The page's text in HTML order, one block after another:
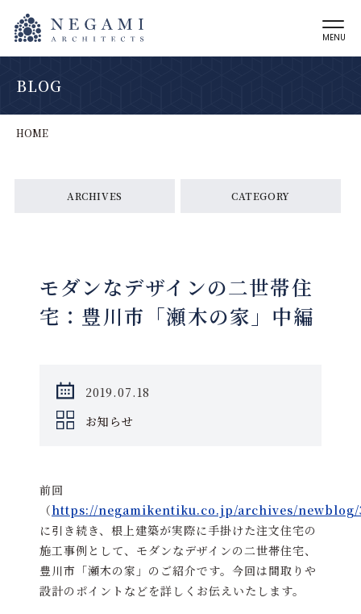
MENU
BLOG
HOME
ARCHIVES CATEGORY
モダンなデザインの二世帯住
宅：豊川市「瀬木の家」中編
2019.07.18
お知らせ
前回
（https://negamikentiku.co.jp/archives/
に引き続き、根上建築が実際に手掛けた注文住宅の
施工事例として、モダンなデザインの二世帯住宅、
豊川市「瀬木の家」のご紹介です。今回は間取りや
設計のポイントなどを詳しくお伝えいたします。